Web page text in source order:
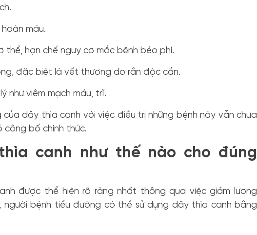
máu.
thể, hạn chế nguy cơ mắc bệnh béo phì.
đặc biệt là vết thương do rắn độc cắn.
như viêm mạch máu, trĩ.
của dây thìa canh với việc điều trị những bệnh này vẫn chưa
công bố chính thức.
canh như thế nào cho đúng
được thể hiện rõ ràng nhất thông qua việc giảm lượng
bệnh tiểu đường có thể sử dụng dây thìa canh bằng